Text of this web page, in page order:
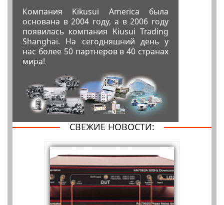
Компания Kikusui America была
основана в 2004 году, а в 2006 году
появилась компания Kiusui Trading
Shanghai. На сегодняшний день у
нас более 50 партнеров в 40 странах
мира!
СВЕЖИЕ НОВОСТИ: